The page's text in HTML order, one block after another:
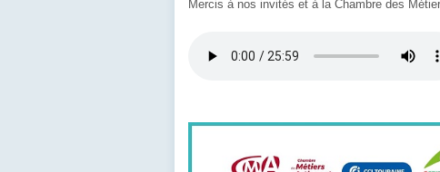
Mercis à nos invités et à la Chambre des